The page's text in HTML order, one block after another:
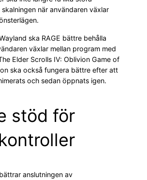
när användaren växlar
ska RAGE bättre behålla
växlar mellan program med
Elder Scrolls IV: Oblivion Game of
ska också fungera bättre efter att
och sedan öppnats igen.
stöd för
anslutningen av